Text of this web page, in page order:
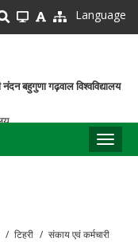
Language
विश्वविद्यालय
टिहरी संकाय एवं कर्मचारी